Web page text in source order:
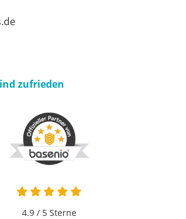
zufrieden
4.9 von 5
4.9 / 5Sterne